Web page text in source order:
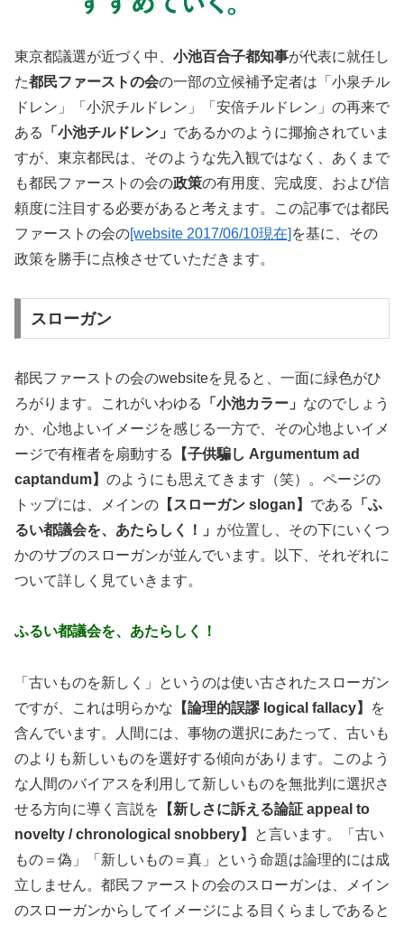
東京都議選が近づく中、 小池百合子都知事が代表に就任し
た都民ファーストの会の一部の立候補予定者は「小泉チル
ドレン」「小沢チルドレン」「安倍チルドレン」の再来で
ある
「小池チルドレン」 であるかのように揶揄されていま
すが、東京都民は、そのような先入観ではなく、あくまで
も都民ファーストの会の政策の有用度、完成度、および信
頼度に注目する必要があると考えます。この記事では都民
ファーストの会の[website 2017/06/10現在] を基に、その
政策を勝手に点検させていただきます。
スローガン
都民ファーストの会のwebsiteを見ると、一面に緑色がひ
ろがります。これがいわゆる
「小池カラー」 なのでしょう
か、心地よいイメージを感じる一方で、その心地よいイメ
ージで有権者を扇動する
【子供騙し Argumentum ad
captandum】 のようにも思えてきます（笑）。ページの
トップには、メインの 【スローガン slogan】 である
「ふ
るい都議会を、あたらしく！」 が位置し、その下にいくつ
かのサブのスローガンが並んでいます。以下、それぞれに
ついて詳しく見ていきます。
ふるい都議会を、あたらしく！
「古いものを新しく」というのは使い古されたスローガン
ですが、これは明らかな 【論理的誤謬 logical fallacy】
を
含んでいます。人間には、事物の選択にあたって、古いも
のよりも新しいものを選好する傾向があります。このよう
な人間のバイアスを利用して新しいものを無批判に選択さ
せる方向に導く言説を 【新しさに訴える論証 appeal to
novelty / chronological snobbery】
と言います。「古い
もの＝偽」「新しいもの＝真」という命題は論理的には成
立しません。都民ファーストの会のスローガンは、メイン
のスローガンからしてイメージによる目くらましであると